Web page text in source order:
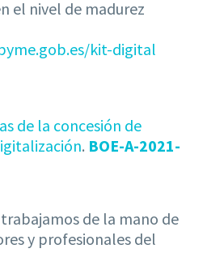
el nivel de madurez
kit-digital
de la concesión de
. BOE-A-2021-
trabajamos de la mano de
y profesionales del